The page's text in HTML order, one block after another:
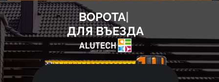
ДЛЯ ВЪЕЗДА
ОТКА|